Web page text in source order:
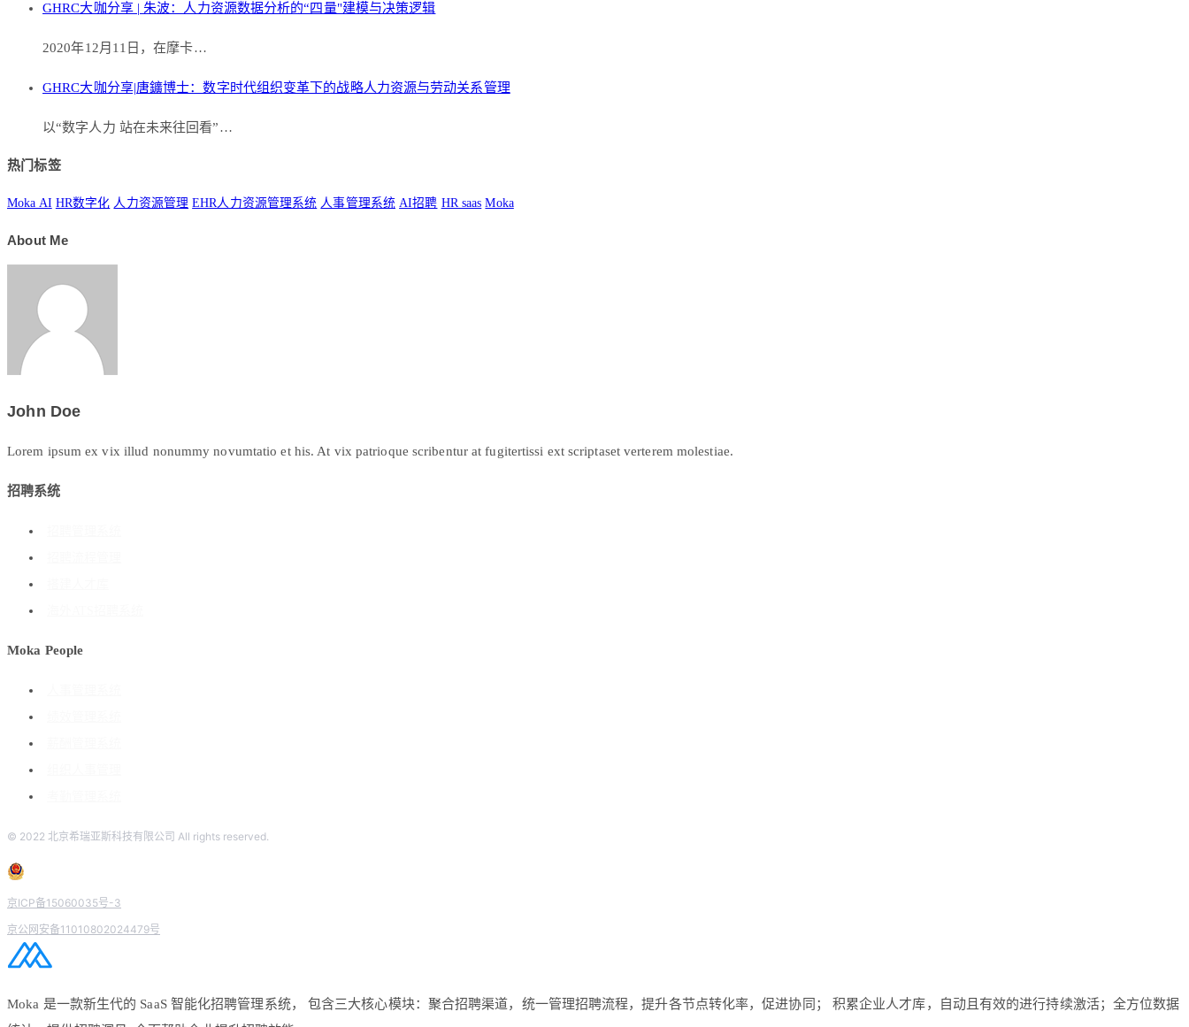
GHRC大咖分享 | 朱波：人力资源数据分析的“四量"建模与决策逻辑
2020年12月11日，在摩卡…
GHRC大咖分享|唐鑛博士：数字时代组织变革下的战略人力资源与劳动关系管理
以“数字人力 站在未来往回看”…
热门标签
Moka AI HR数字化 人力资源管理 EHR人力资源管理系统 人事管理系统 AI招聘 HR saas Moka
About Me
John Doe
Lorem ipsum ex vix illud nonummy novumtatio et his. At vix patrioque scribentur at fugitertissi ext scriptaset verterem molestiae.
招聘系统
Moka People
© 2022 北京希瑞亚斯科技有限公司 All rights reserved.
京ICP备15060035号-3
京公网安备11010802024479号
Moka 是一款新生代的 SaaS 智能化招聘管理系统， 包含三大核心模块：聚合招聘渠道，统一管理招聘流程，提升各节点转化率，促进协同； 积累企业人才库，自动且有效的进行持续激活；全方位数据